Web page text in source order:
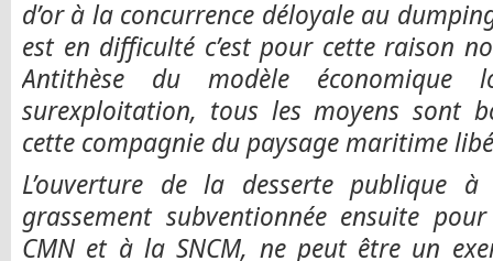
d’or à la concurrence déloyale au
est en difficulté c’est pour cette raison
Antithèse du modèle
surexploitation, tous les moyens sont
cette compagnie du paysage maritime
L’ouverture de la desserte publique
grassement subventionnée ensuite
CMN et à la SNCM, ne peut être un